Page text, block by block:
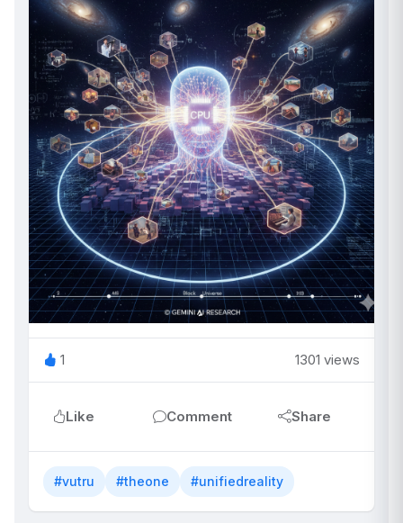
1 1301 views
Like Comment Share
#vutru #theone #unifiedreality